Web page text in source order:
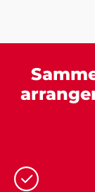
Martin,
"Vi leder
tak for alle